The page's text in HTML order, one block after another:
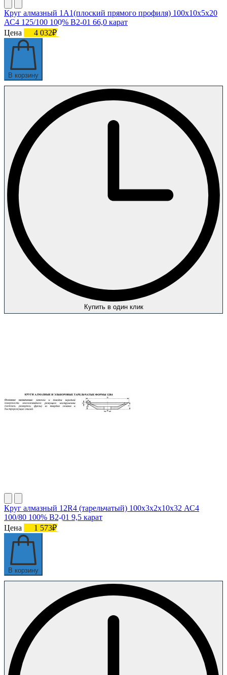
Круг алмазный 1А1(плоский прямого профиля) 100х10х5х20
АС4 125/100 100% В2-01 66,0 карат
Цена
4 032₽
В корзину
Купить в один клик
Круг алмазный 12R4 (тарельчатый) 100х3х2х10х32 АС4
100/80 100% В2-01 9,5 карат
Цена
1 573₽
В корзину